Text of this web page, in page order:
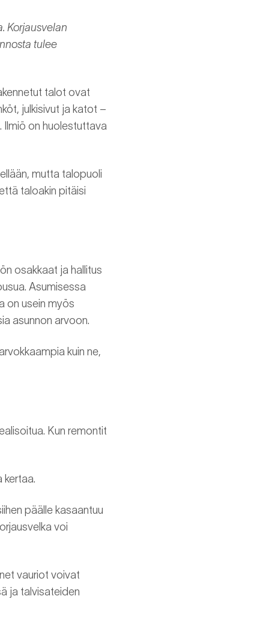
Korjausvelan
tulee
talot ovat
julkisivut ja katot –
Ilmiö on huolestuttava
mutta talopuoli
taloakin pitäisi
osakkaat ja hallitus
Asumisessa
on usein myös
asunnon arvoon.
kuin ne,
Kun remontit
kertaa.
päälle kasaantuu
voi
vauriot voivat
ja talvisateiden